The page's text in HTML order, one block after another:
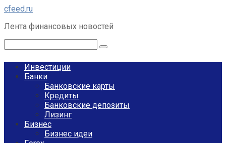
Перейти
контенту
cfeed.ru
Лента финансовых новостей
Инвестиции
Банки
Банковские карты
Кредиты
Банковские депозиты
Лизинг
Бизнес
Бизнес идеи